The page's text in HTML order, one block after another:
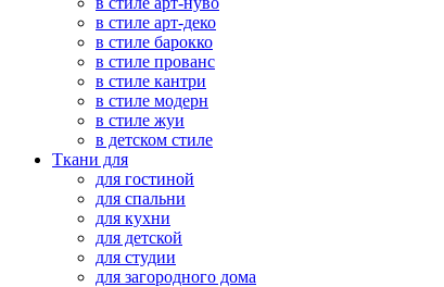
в стиле арт-деко
в стиле барокко
в стиле прованс
в стиле кантри
в стиле модерн
в стиле жуи
в детском стиле
Ткани для
для гостиной
для спальни
для кухни
для детской
для студии
для загородного дома